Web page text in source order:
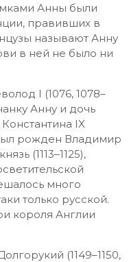
Анны были
правивших в
называют Анну
в ней не было ни
I (1076, 1078–
Анну и дочь
IX
рожден Владимир
(1113–1125),
много
только русской.
короля Англии
(1149–1150,